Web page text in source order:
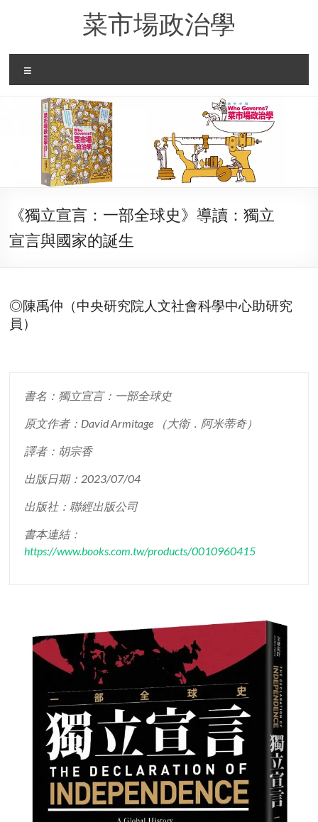
菜市場政治學
《獨立宣言：一部全球史》導讀：獨立
宣言與國家的誕生
◎陳禹仲（中央研究院人文社會科學中心助研究
員）
書名：獨立宣言：一部全球史
原文作者：David Armitage （大衛．阿米蒂奇）
譯者：胡宗香
出版日期：2023/07/04
出版社：聯經出版公司
書本連結：
https://www.books.com.tw/products/0010960415